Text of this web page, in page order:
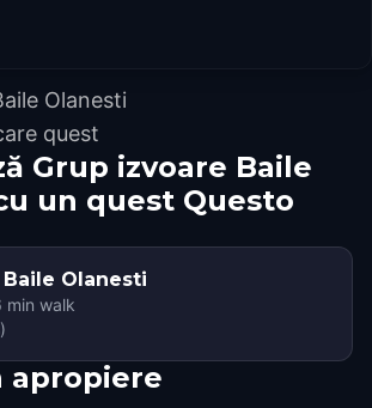
Olanesti
quest
Grup izvoare Baile
un quest Questo
Olanesti
min walk
)
apropiere